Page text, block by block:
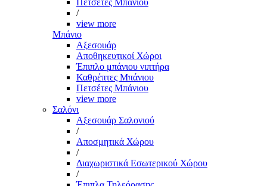
Πετσέτες Μπάνιου
/
view more
Μπάνιο
Αξεσουάρ
Αποθηκευτικοί Χώροι
Έπιπλο μπάνιου νιπτήρα
Καθρέπτες Μπάνιου
Πετσέτες Μπάνιου
view more
Σαλόνι
Αξεσουάρ Σαλονιού
/
Αποσμητικά Χώρου
/
Διαχωριστικά Εσωτερικού Χώρου
/